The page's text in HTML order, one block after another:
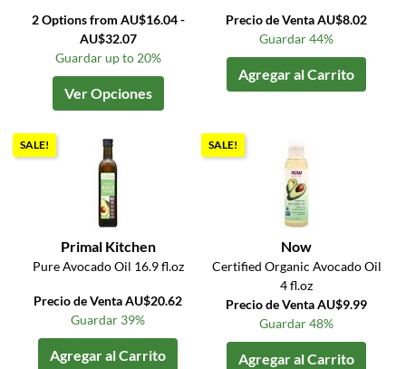
2 Options from AU$16.04 -
AU$32.07
Guardar up to 20%
Ver Opciones
Precio de Venta AU$8.02
Guardar 44%
Agregar al Carrito
SALE!
Primal Kitchen
Pure Avocado Oil 16.9 fl.oz
Precio de Venta AU$20.62
Guardar 39%
Agregar al Carrito
SALE!
Now
Certified Organic Avocado Oil
4 fl.oz
Precio de Venta AU$9.99
Guardar 48%
Agregar al Carrito